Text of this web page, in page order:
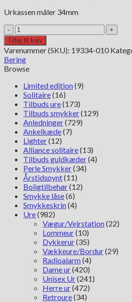
Urkassen måler 34mm
Bering
19334-
010
antal
Tilføj til kurv
Varenummer (SKU): 19334-010
Bering
Browse
Limited edition(9)
Solitaire(16)
Tilbuds ure(173)
Tilbuds smykker(129)
Anledninger(729)
Ankelkæde(7)
Lighter(12)
Alliance solitaire(13)
Tilbuds guldkæder(4)
Perle Smykker(34)
Årstidspynt(11)
Boligtilbehør(12)
Smykke låse(6)
Smykkeskrin(4)
Ure(982)
Vægur/Vejrstation(22)
Lommeur(10)
Dykkerur(35)
Vækkeure/Bordur(29)
Radioalarm(4)
Dame ur(420)
Unisex Ur(241)
Herre ur(472)
Retroure(34)